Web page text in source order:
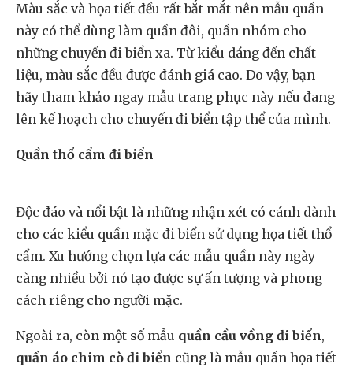
Màu sắc và họa tiết đều rất bắt mắt nên mẫu quần
này có thể dùng làm quần đôi, quần nhóm cho
những chuyến đi biển xa. Từ kiểu dáng đến chất
liệu, màu sắc đều được đánh giá cao. Do vậy, bạn
hãy tham khảo ngay mẫu trang phục này nếu đang
lên kế hoạch cho chuyến đi biển tập thể của mình.
Quần thổ cẩm đi biển
Độc đáo và nổi bật là những nhận xét có cánh dành
cho các kiểu quần mặc đi biển sử dụng họa tiết thổ
cẩm. Xu hướng chọn lựa các mẫu quần này ngày
càng nhiều bởi nó tạo được sự ấn tượng và phong
cách riêng cho người mặc.
Ngoài ra, còn một số mẫu quần cầu vồng đi biển,
quần áo chim cò đi biển cũng là mẫu quần họa tiết